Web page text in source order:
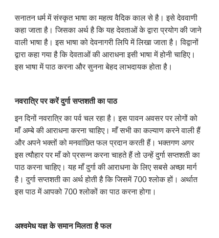
सनातन धर्म में संस्कृत भाषा का महत्व वैदिक काल से है। इसे देववाणी
कहा जाता है। जिसका अर्थ है कि यह देवताओं के द्वारा प्रयोग की जाने
वाली भाषा है। इस भाषा को देवनागरी लिपि में लिखा जाता है। विद्वानों
द्वारा कहा गया है कि देवताओं की आराधना इसी भाषा में होनी चाहिए।
इस भाषा में पाठ करना और सुनना बेहद लाभदायक होता है।
नवरात्रि पर करें दुर्गा सप्तशती का पाठ
इन दिनों नवरात्रि का पर्व चल रहा है। इस पावन अवसर पर लोगों को
माँ अम्बे की आराधना करना चाहिए। माँ सभी का कल्याण करने वाली हैं
और अपने भक्तों को मनवांछित फल प्रदान करती हैं। भक्तगण अगर
इस त्यौहार पर माँ को प्रसन्न करना चाहते हैं तो उन्हें दुर्गा सप्तशती का
पाठ करना चाहिए। यह माँ दुर्गा की आराधना के लिए सबसे अच्छा मार्ग
है। दुर्गा सप्तशती का अर्थ होती है कि जिसमें 700 श्लोक हों। अर्थात
इस पाठ में आपको 700 श्लोकों का पाठ करना होगा।
अश्वमेध यज्ञ के समान मिलता है फल